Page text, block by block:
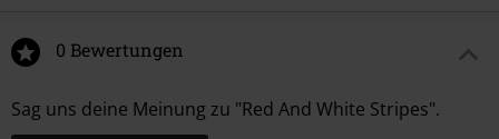
0 Bewertungen
Sag uns deine Meinung zu "Red And White Stripes".